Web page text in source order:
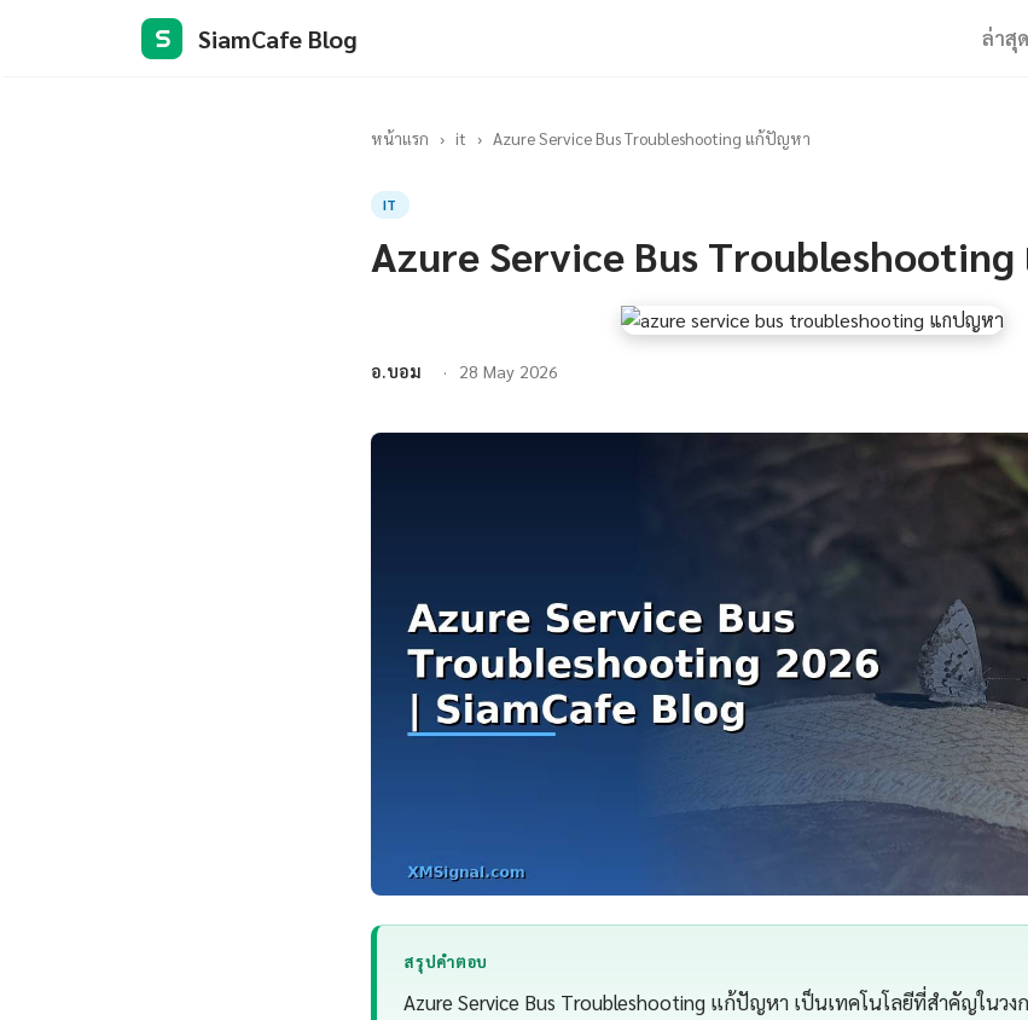
S SiamCafe Blog ล่าสุด
หน้าแรก › it › Azure Service Bus Troubleshooting แก้ปัญหา
IT
Azure Service Bus
อ.บอม 28 May 2026
สรุปคำตอบ
Azure Service Bus Troubleshooting แก้ปัญหา เป็นเทคโนโลยีที่สำคัญในวง